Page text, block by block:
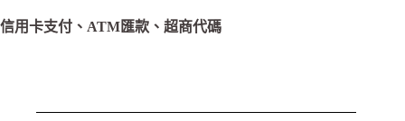
n
信用卡支付、ATM匯款、超商代碼